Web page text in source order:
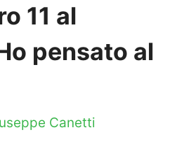
11 al
pensato al
Canetti